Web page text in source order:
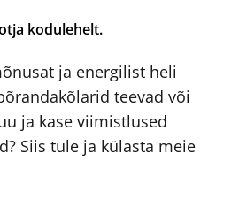
kodulehelt.
ja energilist heli
teevad või
ja kase viimistlused
Siis tule ja külasta meie